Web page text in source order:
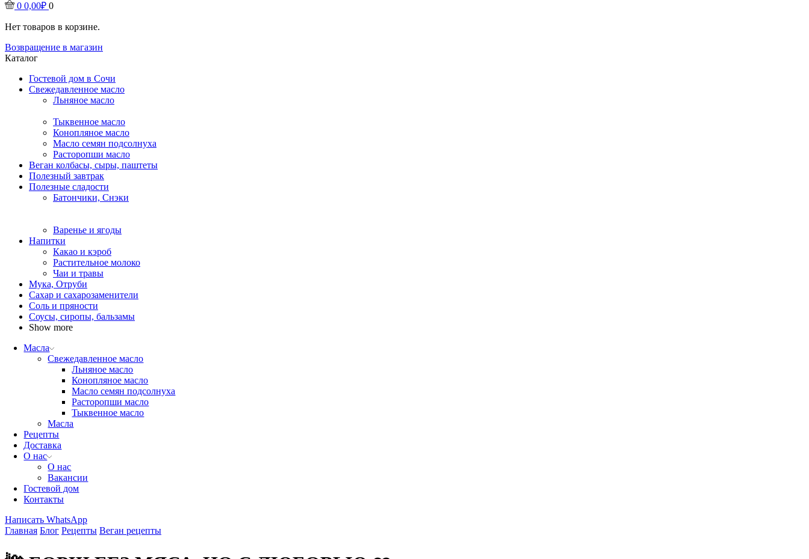
0 0,00₽ 0
Нет товаров в корзине.
Возвращение в магазин
Каталог
Гостевой дом в Сочи
Свежедавленное масло
Льняное масло
Тыквенное масло
Конопляное масло
Масло семян подсолнуха
Расторопши масло
Веган колбасы, сыры, паштеты
Полезный завтрак
Полезные сладости
Батончики, Снэки
Варенье и ягоды
Напитки
Какао и кэроб
Растительное молоко
Чаи и травы
Мука, Отруби
Сахар и сахарозаменители
Соль и пряности
Соусы, сиропы, бальзамы
Show more
Масла
Свежедавленное масло
Льняное масло
Конопляное масло
Масло семян подсолнуха
Расторопши масло
Тыквенное масло
Масла
Рецепты
Доставка
О нас
О нас
Вакансии
Гостевой дом
Контакты
Написать WhatsApp
Главная Блог Рецепты Веган рецепты